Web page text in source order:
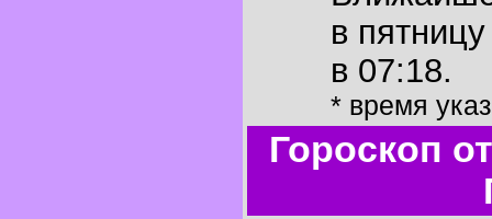
в
в 07:18.
* время
Гороскоп